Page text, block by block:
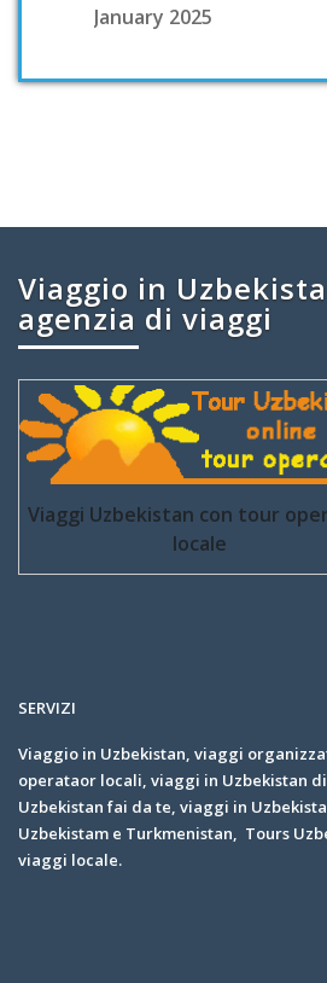
January 2025
Viaggio in
agenzia di viaggi
Viaggi Uzbekistan con tour
locale
SERVIZI
Viaggio in Uzbekistan, viaggi
operataor locali, viaggi in Uzbekistan
Uzbekistan fai da te, viaggi in
Uzbekistam e Turkmenistan, Tours
viaggi locale.